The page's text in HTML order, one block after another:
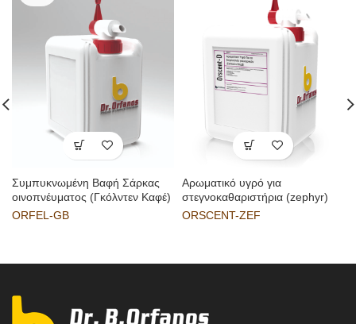
Συμπυκνωμένη Βαφή Σάρκας
οινοπνέυματος (Γκόλντεν Καφέ)
ORFEL-GB
Αρωματικό υγρό για
στεγνοκαθαριστήρια (zephyr)
ORSCENT-ZEF